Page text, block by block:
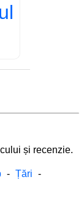
și recenzie.
- Țări -